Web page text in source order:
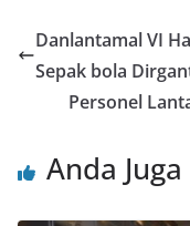
Danlantamal VI
Sepak bola
Personel
Anda